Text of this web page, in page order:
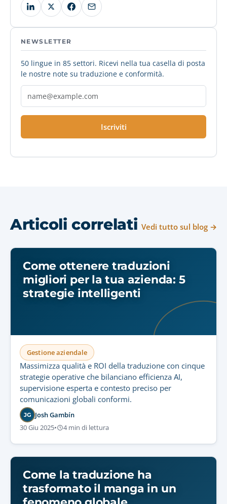
NEWSLETTER
50 lingue in 85 settori. Ricevi nella tua casella di posta
le nostre note su traduzione e conformità.
Iscriviti
Articoli correlati Vedi tutto sul blog →
Come ottenere traduzioni
migliori per la tua azienda: 5
strategie intelligenti
Gestione aziendale
Massimizza qualità e ROI della traduzione con cinque
strategie operative che bilanciano efficienza AI,
supervisione esperta e contesto preciso per
comunicazioni globali conformi.
JG Josh Gambín
30 Giu 2025• 4 min di lettura
Come la traduzione ha
trasformato il manga in un